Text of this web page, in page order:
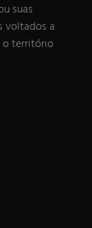
suas
voltados a
o território